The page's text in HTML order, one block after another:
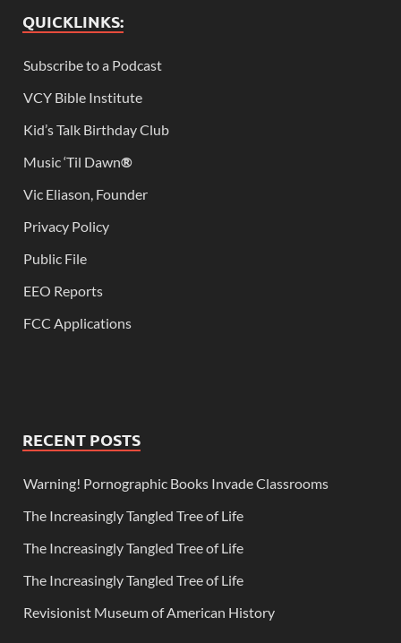
QUICKLINKS:
Subscribe to a Podcast
VCY Bible Institute
Kid’s Talk Birthday Club
Music ‘Til Dawn®
Vic Eliason, Founder
Privacy Policy
Public File
EEO Reports
FCC Applications
RECENT POSTS
Warning! Pornographic Books Invade Classrooms
The Increasingly Tangled Tree of Life
The Increasingly Tangled Tree of Life
The Increasingly Tangled Tree of Life
Revisionist Museum of American History